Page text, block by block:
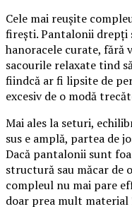
Cele mai reușite
firești. Pantalonii drepți
hanoracele curate, fără
sacourile relaxate tind
fiindcă ar fi lipsite de
excesiv de o modă
Mai ales la seturi,
sus e amplă, partea de
Dacă pantalonii sunt
structură sau măcar de
compleul nu mai pare
doar prea mult